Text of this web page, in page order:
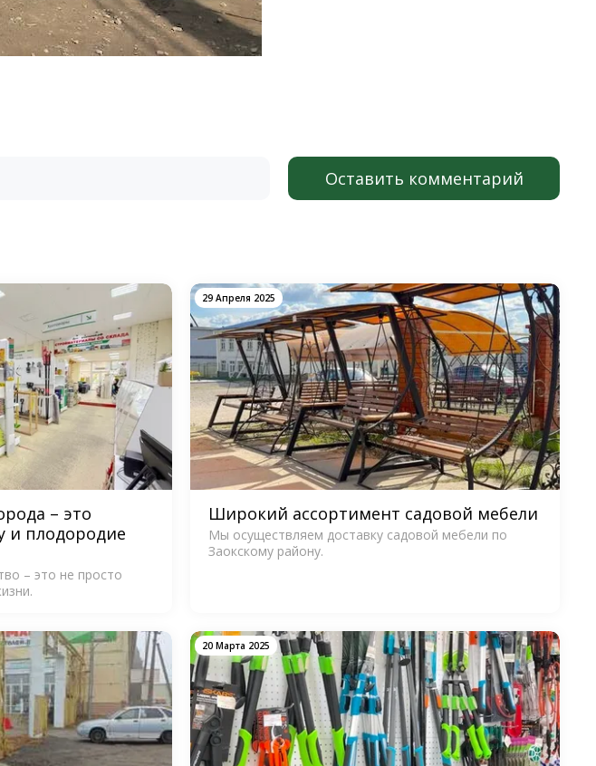
Оставить комментарий
– это
и плодородие
– это не просто
29 Апреля 2025
Широкий ассортимент садовой мебели
Мы осуществляем доставку садовой мебели по
Заокскому району.
20 Марта 2025